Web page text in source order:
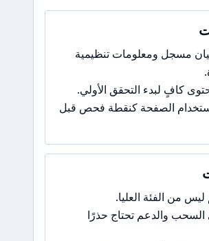
مسجل ومعلومات تنظيمية
كافٍ لبدء التحقق الأولي.
الصفحة كنقطة فحص قبل
ليس من الفئة العليا.
والدعم تحتاج حذرًا